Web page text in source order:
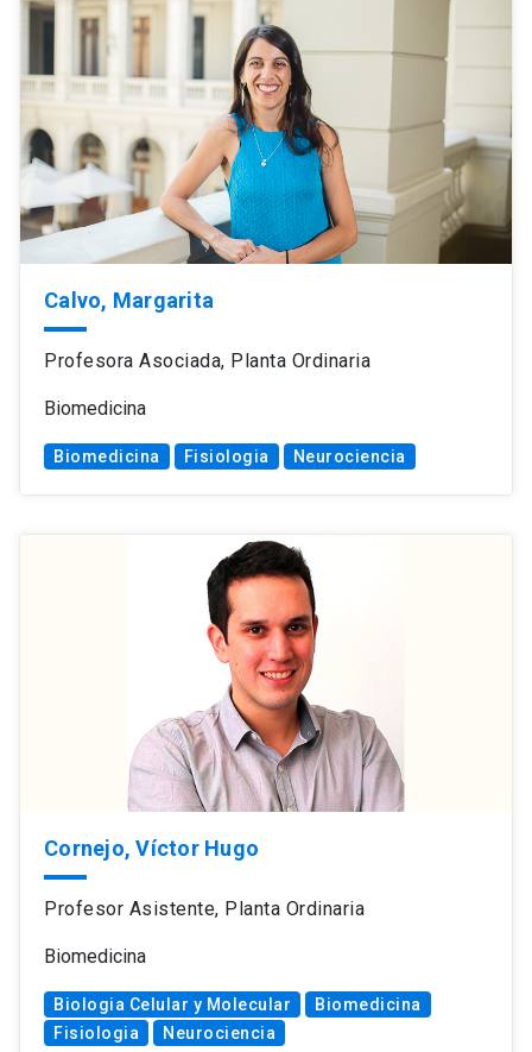
Calvo, Margarita
Profesora Asociada, Planta Ordinaria
Biomedicina
Biomedicina Fisiologia Neurociencia
Cornejo, Víctor Hugo
Profesor Asistente, Planta Ordinaria
Biomedicina
Biologia Celular y Molecular
Biomedicina
Fisiologia
Neurociencia